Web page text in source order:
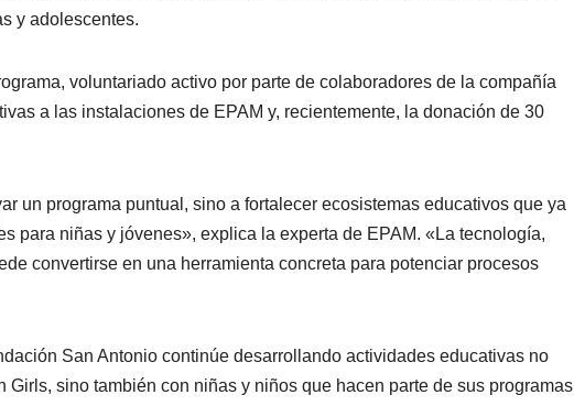
y adolescentes.
voluntariado activo por parte de colaboradores de la compañía
a las instalaciones de EPAM y, recientemente, la donación de 30
un programa puntual, sino a fortalecer ecosistemas educativos que ya
para niñas y jóvenes», explica la experta de EPAM. «La tecnología,
convertirse en una herramienta concreta para potenciar procesos
San Antonio continúe desarrollando actividades educativas no
sino también con niñas y niños que hacen parte de sus programas